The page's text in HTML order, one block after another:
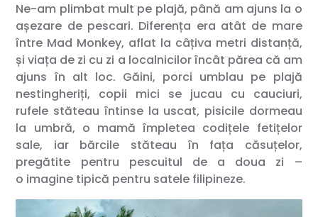
Ne-am plimbat mult pe plajă, până am ajuns la o
așezare de pescari. Diferența era atât de mare
între Mad Monkey, aflat la câțiva metri distanță,
și viața de zi cu zi a localnicilor încât părea că am
ajuns în alt loc. Găini, porci umblau pe plajă
nestingheriți, copii mici se jucau cu cauciuri,
rufele stăteau întinse la uscat, pisicile dormeau
la umbră, o mamă împletea codițele fetițelor
sale, iar bărcile stăteau în fața căsuțelor,
pregătite pentru pescuitul de a doua zi –
o imagine tipică pentru satele filipineze.